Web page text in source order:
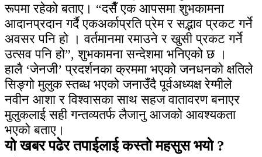
रूपमा रहेको बताए। “दसैँ एक आपसमा शुभकामना
आदानप्रदान गर्दै एकअर्काप्रति प्रेम र सद्भाव प्रकट गर्ने
अवसर पनि हो । वर्तमानमा रमाउने र खुसी प्रकट गर्ने
उत्सव पनि हो”, शुभकामना सन्देशमा भनिएको छ ।
हालै ‘जेनजी’ प्रदर्शनका क्रममा भएको जनधनको क्षतिले
सिङ्गो मुलुक स्तब्ध भएको जनाउँदै पूर्वअध्यक्ष रेग्मीले
नवीन आशा र विश्वासका साथ सहज वातावरण बनाएर
मुलुकलाई सही गन्तव्यतर्फ लैजानु आजको आवश्यकता
भएको बताए।
यो खबर पढेर तपाईलाई कस्तो महसुस भयो ?